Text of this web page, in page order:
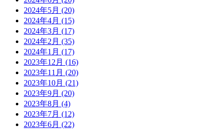
2024年5月 (20)
2024年4月 (15)
2024年3月 (17)
2024年2月 (35)
2024年1月 (17)
2023年12月 (16)
2023年11月 (20)
2023年10月 (21)
2023年9月 (20)
2023年8月 (4)
2023年7月 (12)
2023年6月 (22)